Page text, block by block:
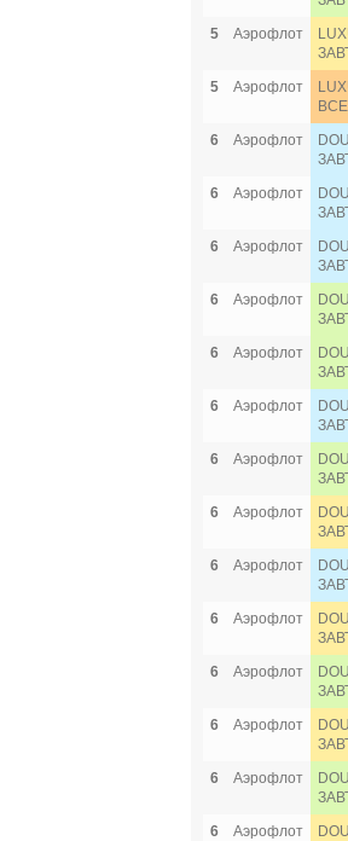
5
Аэрофлот
5
Аэрофлот
6
Аэрофлот
6
Аэрофлот
6
Аэрофлот
6
Аэрофлот
6
Аэрофлот
6
Аэрофлот
6
Аэрофлот
6
Аэрофлот
6
Аэрофлот
6
Аэрофлот
6
Аэрофлот
6
Аэрофлот
6
Аэрофлот
6
Аэрофлот